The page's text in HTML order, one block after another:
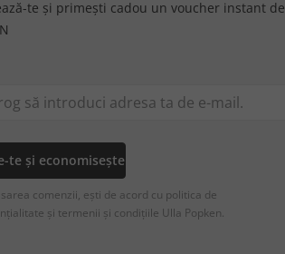
te și primești cadou un voucher instant de
te și economisește
comenzii, ești de acord cu politica de
și termenii și condițiile Ulla Popken.